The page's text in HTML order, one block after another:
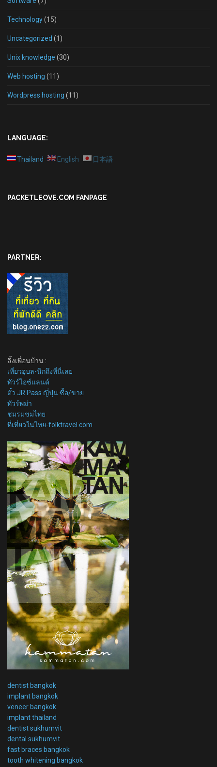
Technology(15)
Uncategorized (1)
Unix knowledge (30)
Web hosting (11)
Wordpress hosting (11)
LANGUAGE:
Thailand English 日本語
PACKETLEOVE.COM FANPAGE
PARTNER:
ลิ้งเพื่อนบ้าน :
เที่ยวอุบล-นึกถึงที่นี่เลย
ทัวร์ไอซ์แลนด์
ตั๋ว JR Pass ญี่ปุ่น ซื้อ/ขาย
ทัวร์พม่า
ชมรมชมไทย
ที่เที่ยวในไทย-folktravel.com
dentist bangkok
implant bangkok
veneer bangkok
implant thailand
dentist sukhumvit
dental sukhumvit
fast braces bangkok
tooth whitening bangkok